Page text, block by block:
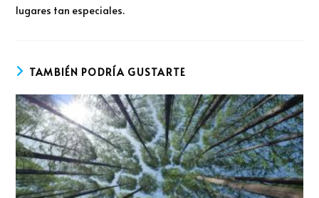
lugares tan especiales.
TAMBIÉN PODRÍA GUSTARTE